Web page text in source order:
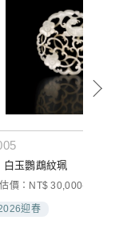
白玉鸚鵡紋珮
價：NT$ 30,000-60,000
迎春